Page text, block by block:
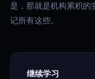
是，那就是机构累积
记所有这些。
继续学习